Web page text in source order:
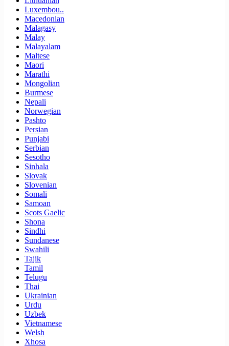
Luxembou..
Macedonian
Malagasy
Malay
Malayalam
Maltese
Maori
Marathi
Mongolian
Burmese
Nepali
Norwegian
Pashto
Persian
Punjabi
Serbian
Sesotho
Sinhala
Slovak
Slovenian
Somali
Samoan
Scots Gaelic
Shona
Sindhi
Sundanese
Swahili
Tajik
Tamil
Telugu
Thai
Ukrainian
Urdu
Uzbek
Vietnamese
Welsh
Xhosa